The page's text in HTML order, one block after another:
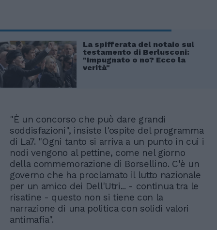
La spifferata del notaio sul
testamento di Berlusconi:
"Impugnato o no? Ecco la
verità"
"È un concorso che può dare grandi
soddisfazioni", insiste l'ospite del programma
di La7. "Ogni tanto si arriva a un punto in cui i
nodi vengono al pettine, come nel giorno
della commemorazione di Borsellino. C'è un
governo che ha proclamato il lutto nazionale
per un amico dei Dell'Utri... - continua tra le
risatine - questo non si tiene con la
narrazione di una politica con solidi valori
antimafia".